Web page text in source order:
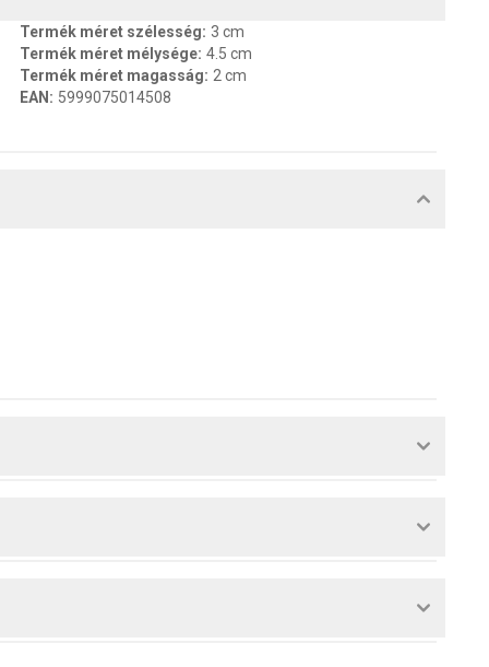
Termék méret szélesség: 3 cm
Termék méret mélysége: 4.5 cm
Termék méret magasság: 2 cm
EAN : 5999075014508